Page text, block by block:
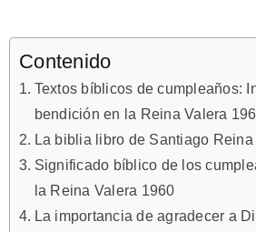
Contenido
Textos bíblicos de cumpleaños:
bendición en la Reina Valera
La biblia libro de Santiago
Significado bíblico de los
la Reina Valera 1960
La importancia de agradecer a